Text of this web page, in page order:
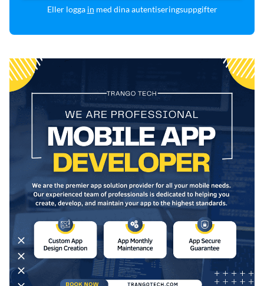
Eller logga in med dina autentiseringsuppgifter